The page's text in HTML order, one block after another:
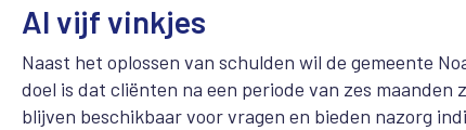
Al vijf vinkjes
Naast het oplossen van schulden wil de gemeente
doel is dat cliënten na een periode van zes maanden
blijven beschikbaar voor vragen en bieden nazorg